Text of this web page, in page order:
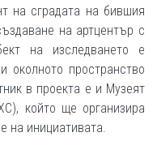
на сградата на бившия
на артцентър с
на изследването е
околното пространство
в проекта е и Музеят
който ще организира
на инициативата.